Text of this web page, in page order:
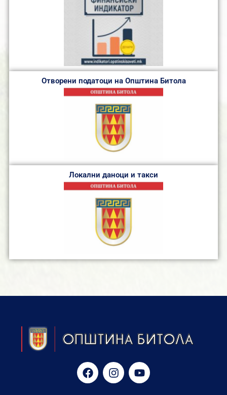
Отворени податоци на Општина Битола
Локални даноци и такси
F
a
I
n
Y
o